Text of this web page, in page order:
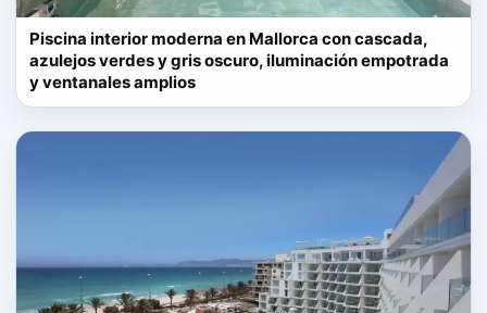
Piscina interior moderna en Mallorca con cascada,
azulejos verdes y gris oscuro, iluminación empotrada
y ventanales amplios